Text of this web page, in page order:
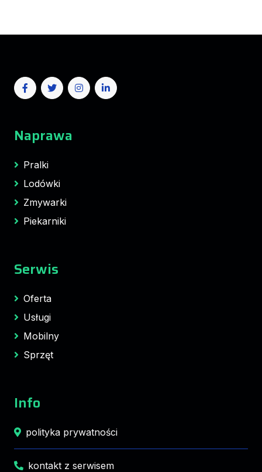
Naprawa
Pralki
Lodówki
Zmywarki
Piekarniki
Serwis
Oferta
Usługi
Mobilny
Sprzęt
Info
polityka prywatności
kontakt z serwisem